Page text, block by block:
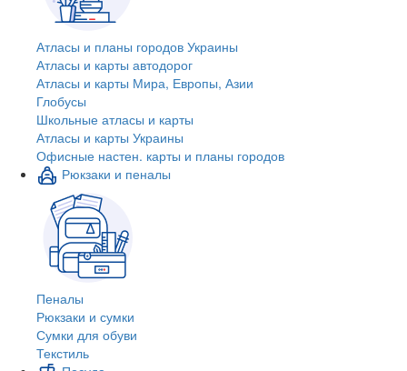
Атласы и планы городов Украины
Атласы и карты автодорог
Атласы и карты Мира, Европы, Азии
Глобусы
Школьные атласы и карты
Атласы и карты Украины
Офисные настен. карты и планы городов
Рюкзаки и пеналы
Пеналы
Рюкзаки и сумки
Сумки для обуви
Текстиль